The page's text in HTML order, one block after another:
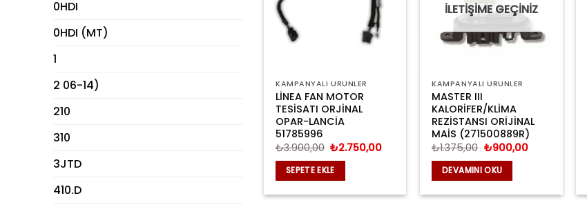
0HDI
0HDI (MT)
1
2 06-14)
210
310
3JTD
410.D
KAMPANYALI ÜRÜNLER
LİNEA FAN MOTOR
TESİSATI ORJİNAL
OPAR-LANCİA
51785996
₺3.900,00 Orijinal
₺3.900,00.
₺2.750,00Şu
SEPETE EKLE
İLETİŞİME GEÇİNİZ
KAMPANYALI ÜRÜNLER
MASTER III
KALORİFER/KLİMA
REZİSTANSI ORİJİNAL
MAİS (271500889R)
₺1.375,00 Orijinal
₺1.375,00.
₺900,00Şu
DEVAMINI OKU